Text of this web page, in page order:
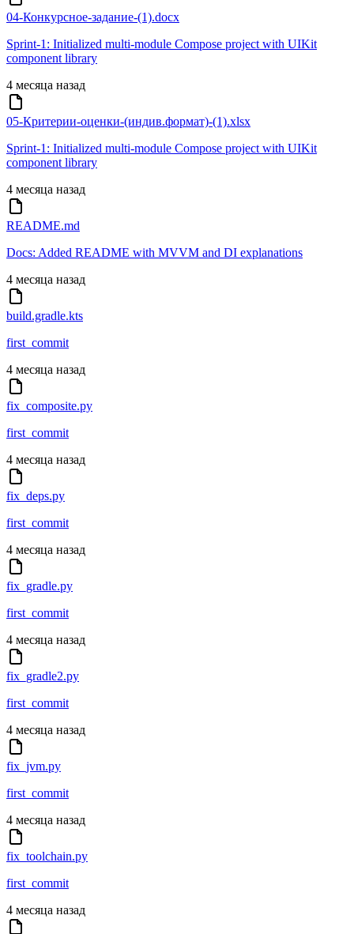
04-Конкурсное-задание-(1).docx
Sprint-1: Initialized multi-module Compose project with UIKit
component library
4 месяца назад
05-Критерии-оценки-(индив.формат)-(1).xlsx
Sprint-1: Initialized multi-module Compose project with UIKit
component library
4 месяца назад
README.md
Docs: Added README with MVVM and DI explanations
4 месяца назад
build.gradle.kts
first_commit
4 месяца назад
fix_composite.py
first_commit
4 месяца назад
fix_deps.py
first_commit
4 месяца назад
fix_gradle.py
first_commit
4 месяца назад
fix_gradle2.py
first_commit
4 месяца назад
fix_jvm.py
first_commit
4 месяца назад
fix_toolchain.py
first_commit
4 месяца назад